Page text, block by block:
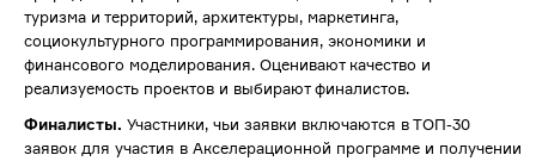
туризма и территорий, архитектуры, маркетинга,
социокультурного программирования, экономики и
финансового моделирования. Оценивают качество и
реализуемость проектов и выбирают финалистов.
Финалисты. Участники, чьи заявки включаются в ТОП-30
заявок для участия в Акселерационной программе и получении